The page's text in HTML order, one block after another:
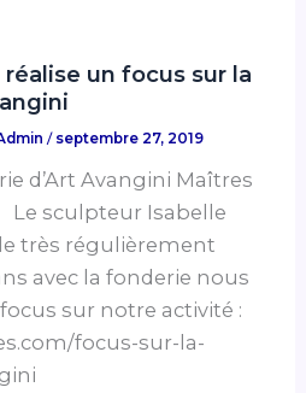
un focus sur la
/ septembre 27, 2019
d’Art Avangini Maîtres
Le sculpteur Isabelle
très régulièrement
avec la fonderie nous
sur notre activité :
focus-sur-la-